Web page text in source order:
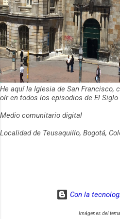
He aquí la Iglesia de San Francisco,
oír en todos los episodios de El Siglo
Medio comunitario digital
Localidad de Teusaquillo, Bogotá,
Con la
Imágenes del